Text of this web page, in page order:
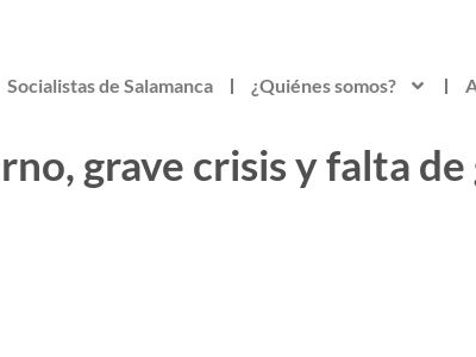
Socialistas de Salamanca ¿Quiénes somos?
grave crisis y falta